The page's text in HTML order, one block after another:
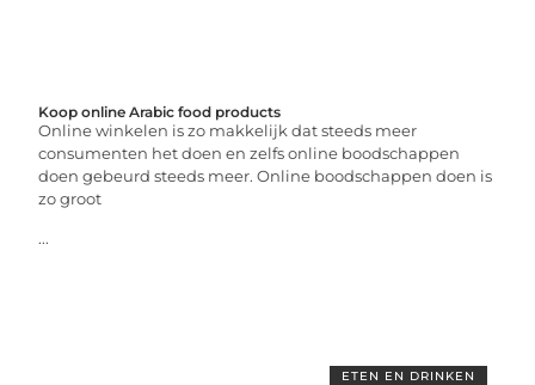
Koop online Arabic food products
Online winkelen is zo makkelijk dat steeds meer
consumenten het doen en zelfs online boodschappen
doen gebeurd steeds meer. Online boodschappen doen is
zo groot
...
ETEN EN DRINKEN